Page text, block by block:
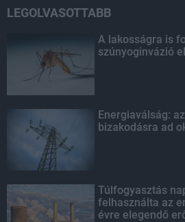
LEGOLVASOTTABB
A lakosságra is
szúnyoginvázió
Energiaválság:
bizakodásra ad
Túlfogyasztás
felhasználta az
évre elegendő